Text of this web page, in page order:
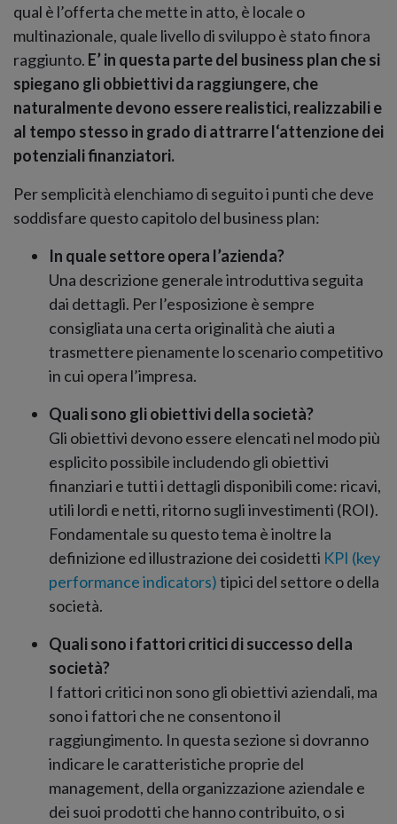
qual è l’offerta che mette in atto, è locale o
multinazionale, quale livello di sviluppo è stato finora
raggiunto. E’ in questa parte del business plan che si
spiegano gli obbiettivi da raggiungere, che
naturalmente devono essere realistici, realizzabili e
al tempo stesso in grado di attrarre l‘attenzione dei
potenziali finanziatori.
Per semplicità elenchiamo di seguito i punti che deve
soddisfare questo capitolo del business plan:
In quale settore opera l’azienda?
Una descrizione generale introduttiva seguita
dai dettagli. Per l’esposizione è sempre
consigliata una certa originalità che aiuti a
trasmettere pienamente lo scenario competitivo
in cui opera l’impresa.
Quali sono gli obiettivi della società?
Gli obiettivi devono essere elencati nel modo più
esplicito possibile includendo gli obiettivi
finanziari e tutti i dettagli disponibili come: ricavi,
utili lordi e netti, ritorno sugli investimenti (ROI).
Fondamentale su questo tema è inoltre la
definizione ed illustrazione dei cosidetti KPI (key
performance indicators)tipici del settore o della
società.
Quali sono i fattori critici di successo della
società?
I fattori critici non sono gli obiettivi aziendali, ma
sono i fattori che ne consentono il
raggiungimento. In questa sezione si dovranno
indicare le caratteristiche proprie del
management, della organizzazione aziendale e
dei suoi prodotti che hanno contribuito, o si